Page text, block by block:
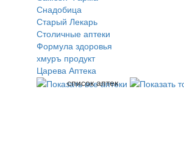
Снадобица
Старый Лекарь
Столичные аптеки
Формула здоровья
хмуръ продукт
Царева Аптека
список аптек